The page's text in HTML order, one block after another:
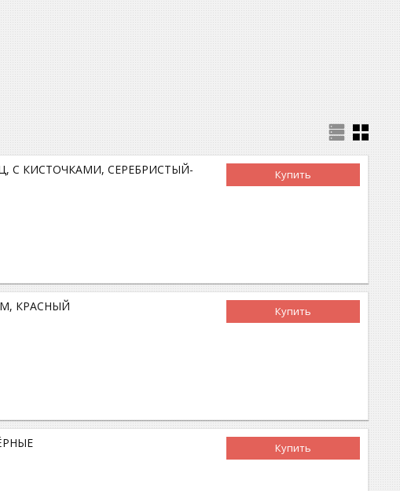
Купить
С КИСТОЧКАМИ, СЕРЕБРИСТЫЙ-
Купить
КРАСНЫЙ
Купить